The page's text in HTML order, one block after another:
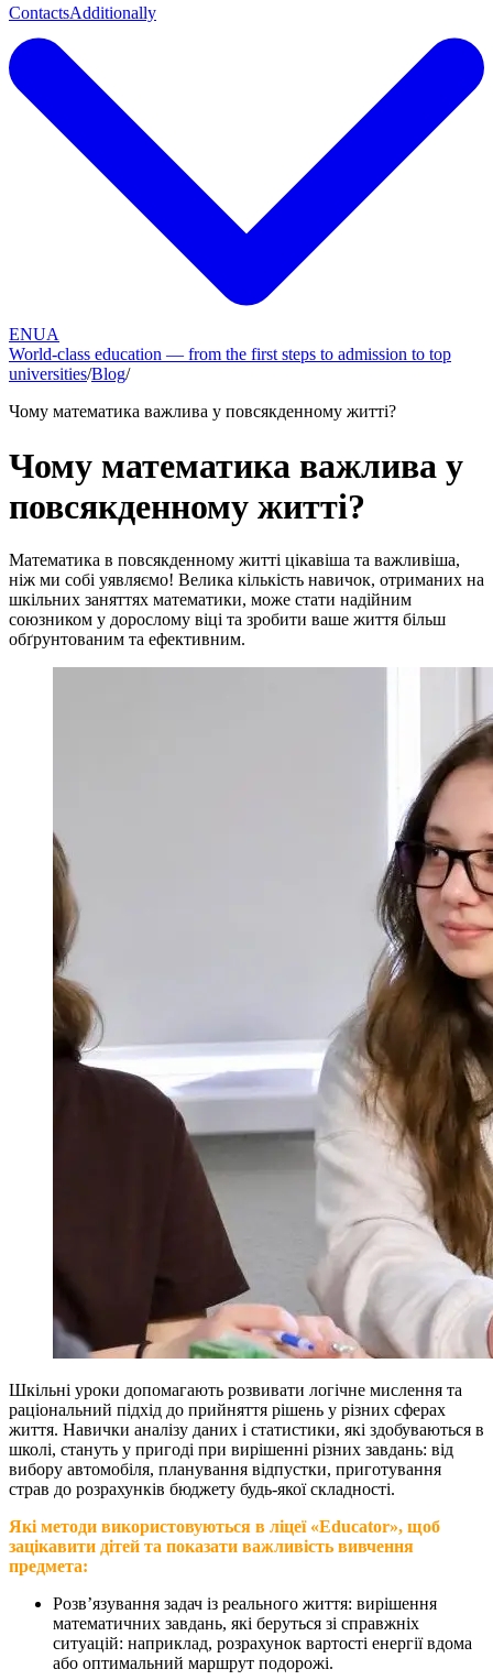
ContactsAdditionally
ENUA
World-class education — from the first steps to admission to top
universities/Blog/
Чому математика важлива у повсякденному житті?
Чому математика важлива у
повсякденному житті?
Математика в повсякденному житті цікавіша та важливіша,
ніж ми собі уявляємо! Велика кількість навичок, отриманих на
шкільних заняттях математики, може стати надійним
союзником у дорослому віці та зробити ваше життя більш
обґрунтованим та ефективним.
Шкільні уроки допомагають розвивати логічне мислення та
раціональний підхід до прийняття рішень у різних сферах
життя. Навички аналізу даних і статистики, які здобуваються в
школі, стануть у пригоді при вирішенні різних завдань: від
вибору автомобіля, планування відпустки, приготування
страв до розрахунків бюджету будь-якої складності.
Які методи використовуються в ліцеї «Educator», щоб
зацікавити дітей та показати важливість вивчення
предмета:
Розвʼязування задач із реального життя: вирішення
математичних завдань, які беруться зі справжніх
ситуацій: наприклад, розрахунок вартості енергії вдома
або оптимальний маршрут подорожі.